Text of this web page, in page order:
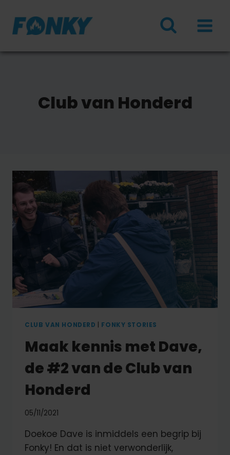
naar
inhoud
Club van Honderd
CLUB VAN HONDERD FONKY STORIES
Maak kennis met Dave,
de #2 van de Club van
Honderd
05/11/2021
Doekoe Dave is inmiddels een begrip bij
Fonky! En dat is niet verwonderlijk,